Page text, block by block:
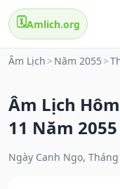
🗓️Amlich.org
Âm Lịch > Năm 2055 >
Âm Lịch
11 Năm 2055
Ngày Canh Ngọ,